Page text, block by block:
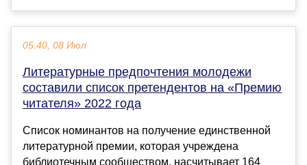
05:40, 08 Июл
Литературные предпочтения молодежи
составили список претендентов на «Премию
читателя» 2022 года
Список номинантов на получение единственной
литературной премии, которая учреждена
библиотечным сообществом, насчитывает 164